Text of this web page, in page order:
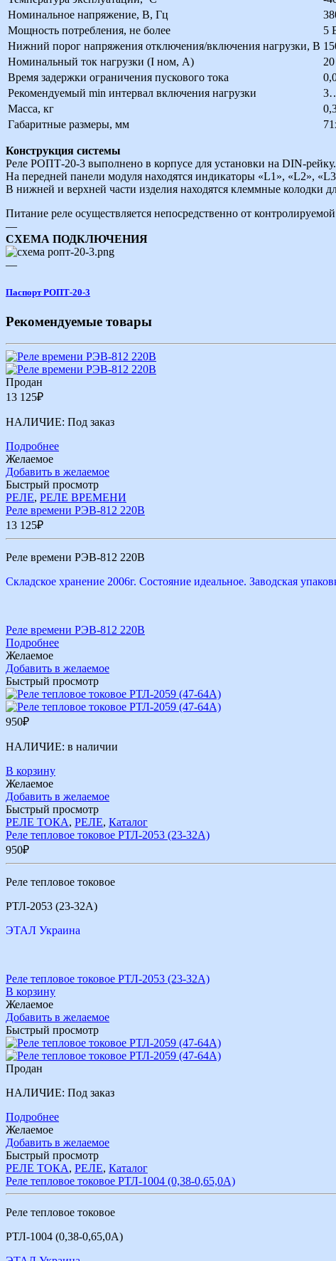
Номинальное напряжение, В, Гц
Мощность потребления, не более
5
Нижний порог напряжения отключения/включения нагрузки, В
Номинальный ток нагрузки (I ном, А)
Время задержки ограничения пускового тока
Рекомендуемый min интервал включения нагрузки
Масса, кг
Габаритные размеры, мм
Конструкция системы
Реле РОПТ-20-3 выполнено в корпусе для установки на DIN-рейку.
На передней панели модуля находятся индикаторы «L1», «L2»,
В нижней и верхней части изделия находятся клеммные колодки
Питание реле осуществляется непосредственно от контролируемой
—
СХЕМА ПОДКЛЮЧЕНИЯ
—
Паспорт РОПТ-20-3
Рекомендуемые товары
Продан
13 125₽
НАЛИЧИЕ: Под заказ
Подробнее
Желаемое
Добавить в желаемое
Быстрый просмотр
РЕЛЕ, РЕЛЕ ВРЕМЕНИ
Реле времени РЭВ-812 220В
13 125₽
Реле времени РЭВ-812 220В
Складское хранение 2006г. Состояние идеальное. Заводская
Реле времени РЭВ-812 220В
Подробнее
Желаемое
Добавить в желаемое
Быстрый просмотр
950₽
НАЛИЧИЕ: в наличии
В корзину
Желаемое
Добавить в желаемое
Быстрый просмотр
РЕЛЕ ТОКА, РЕЛЕ, Каталог
Реле тепловое токовое РТЛ-2053 (23-32А)
950₽
Реле тепловое токовое
РТЛ-2053 (23-32А)
ЭТАЛ Украина
Реле тепловое токовое РТЛ-2053 (23-32А)
В корзину
Желаемое
Добавить в желаемое
Быстрый просмотр
Продан
НАЛИЧИЕ: Под заказ
Подробнее
Желаемое
Добавить в желаемое
Быстрый просмотр
РЕЛЕ ТОКА, РЕЛЕ, Каталог
Реле тепловое токовое РТЛ-1004 (0,38-0,65,0А)
Реле тепловое токовое
РТЛ-1004 (0,38-0,65,0А)